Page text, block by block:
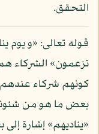
التحقق.
قوله تعالى: «و يوم
تزعمون» الشركاء هم
كونهم شركاء عندهم
بعض ما هو من شئونه
«يناديهم» إشارة